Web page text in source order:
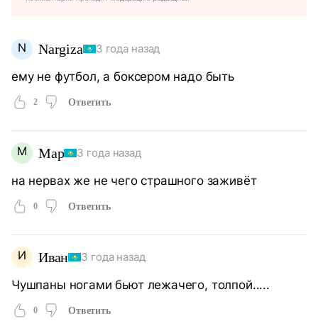
N Nargiza 3 года назад
ему не футбол, а боксером надо быть
2 Ответить
М Мар 3 года назад
на нервах же не чего страшного заживёт
0 Ответить
И Иван 3 года назад
Чушпаны ногами бьют лежачего, толпой.....
0 Ответить